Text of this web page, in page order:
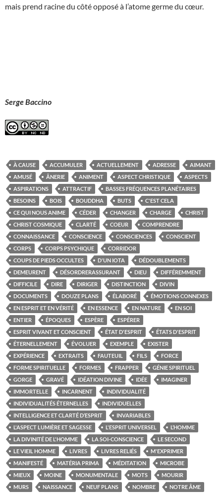
mais prend racine du côté opposé à l’atome germe du cœur.
Serge Baccino
À CAUSE ACCUMULER ACTUELLEMENT ADRESSE
AIMANT
AMUSÉ
ÂNERIE ANIMENT ASPECT CHRISTIQUE
ASPECTS
ASPIRATIONS
ATTRACTIF
BASSES FRÉQUENCES PLANÉTAIRES
BESOINS
BOIS BOUDDHA BUTS
C'EST CELA
CE QUI NOUS ANIME
CÉDER CHANGER CHARGE
CHRIST
CHRIST COSMIQUE
CLARTÉ COEUR
COMPRENDRE
CONNAISSANCE
CONSCIENCE CONSCIENCES
CONSCIENT
CORPS
CORPS PSYCHIQUE
CORRIDOR
COUPS DE PIEDS OCCULTES
D'UN IOTA
DÉDOUBLEMENTS
DEMEURENT
DÉSORDRERASSURANT DIEU
DIFFÉREMMENT
DIFFICILE
DIRE DIRIGER DISTINCTION
DIVIN
DOCUMENTS
DOUZE PLANS ÉLABORÉ
ÉMOTIONS CONNEXES
EN ESPRIT ET EN VÉRITÉ
EN ESSENCE EN NATURE
EN SOI
ENTIER
ÉPOQUES ESPÈRE
ESPÉRER
ESPRIT VIVANT ET CONSCIENT
ÉTAT D'ESPRIT
ÉTATS D'ESPRIT
ÉTERNELLEMENT
ÉVOLUER EXEMPLE
EXISTER
EXPÉRIENCE
EXTRAITS FAUTEUIL FILS
FORCE
FORME SPIRITUELLE
FORMES FRAPPER
GÉNIE SPIRITUEL
GORGE
GRAVÉ IDÉATION DIVINE IDÉE
IMAGINER
IMMORTELLE
INCARNENT
INDIVIDUALITÉ
INDIVIDUALITÉS ÉTERNELLES
INDIVIDUELLES
INTELLIGENCE ET CLARTÉ D’ESPRIT
INVARIABLES
L'ASPECT LUMIÈRE ET SAGESSE
L'ESPRIT UNIVERSEL
L’HOMME
LA DIVINITÉ DE L'HOMME
LA SOI-CONSCIENCE
LE SECOND
LE VIEIL HOMME
LIVRES LIVRES RELIÉS
M'EXPRIMER
MANIFESTÉ
MATÉRIA PRIMA MÉDITATION
MICROBE
MIEUX
MOINE MONUMENTALE MOTS
MOURIR
MURS
NAISSANCE NEUF PLANS NOMBRE
NOTRE ÂME